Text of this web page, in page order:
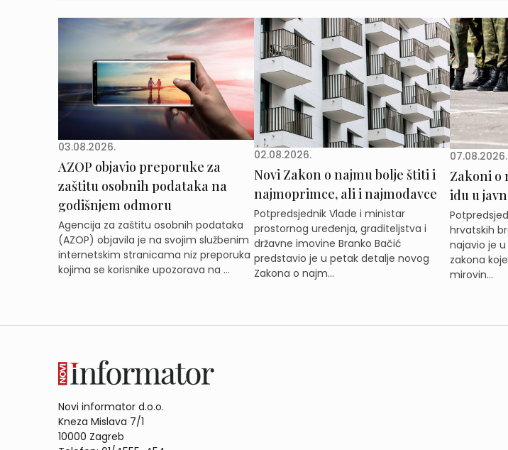
03.08.2026.
AZOP objavio preporuke za
zaštitu osobnih podataka na
godišnjem odmoru
Agencija za zaštitu osobnih podataka
(AZOP) objavila je na svojim službenim
internetskim stranicama niz preporuka
kojima se korisnike upozorava na ...
02.08.2026.
Novi Zakon o najmu bolje štiti i
najmoprimce, ali i najmodavce
Potpredsjednik Vlade i ministar
prostornog uređenja, graditeljstva i
državne imovine Branko Bačić
predstavio je u petak detalje novog
Zakona o najm...
07.08.2026.
Zakoni o
idu u
hrvatskih
najavio je
zakona
mirovin...
Novi informator d.o.o.
Kneza Mislava 7/1
10000 Zagreb